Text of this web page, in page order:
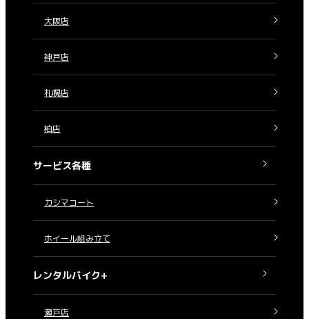
大阪店
神戸店
札幌店
柏店
サービス各種
カシマコート
ホイール組み立て
レンタルバイク+
瀬戸店